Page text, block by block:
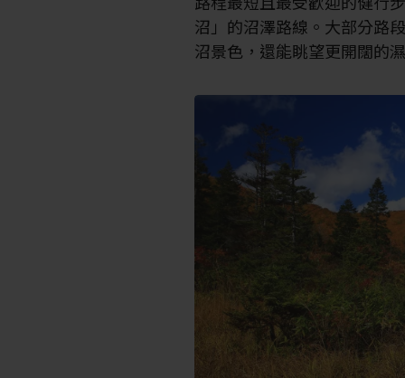
沼」的沼澤路線。大部分路
沼景色，還能眺望更開闊的